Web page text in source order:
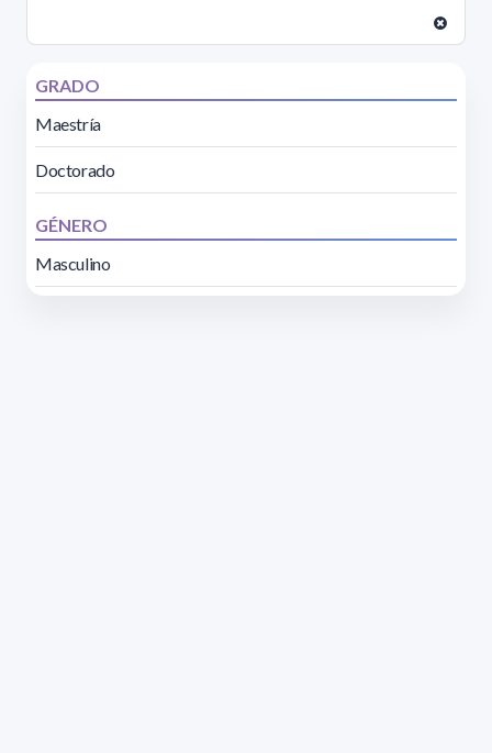
GRADO
Maestría
Doctorado
GÉNERO
Masculino